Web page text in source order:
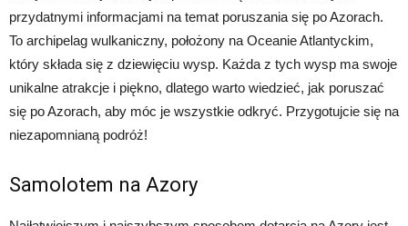
przydatnymi informacjami na temat poruszania się po Azorach.
To archipelag wulkaniczny, położony na Oceanie Atlantyckim,
który składa się z dziewięciu wysp. Każda z tych wysp ma swoje
unikalne atrakcje i piękno, dlatego warto wiedzieć, jak poruszać
się po Azorach, aby móc je wszystkie odkryć. Przygotujcie się na
niezapomnianą podróż!
Samolotem na Azory